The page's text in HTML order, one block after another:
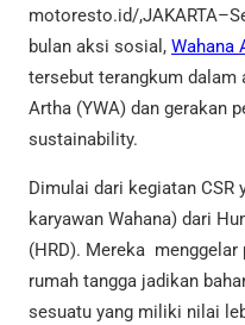
motoresto.id/
bulan aksi sosial, Wahana
tersebut terangkum dalam
Artha (YWA) dan gerakan
sustainability.
Dimulai dari kegiatan CSR
karyawan Wahana) dari
(HRD). Mereka
rumah tangga jadikan
sesuatu yang miliki nilai